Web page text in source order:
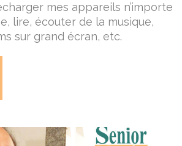
mes appareils n’importe
lire, écouter de la musique,
sur grand écran, etc.